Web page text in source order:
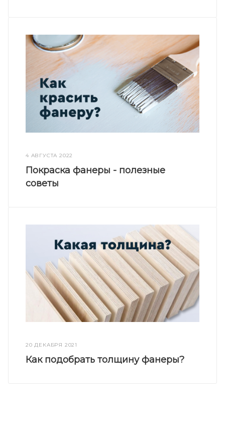
4 АВГУСТА 2022
Покраска фанеры - полезные
советы
20 ДЕКАБРЯ 2021
Как подобрать толщину фанеры?